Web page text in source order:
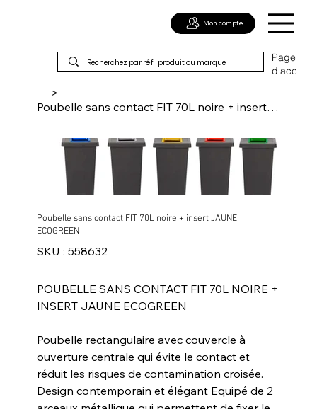
Page
d'acc
Mon compte
>
Poubelle sans contact FIT 70L noire + insert JAUNE ECOGREEN
Poubelle sans contact FIT 70L noire + insert JAUNE
ECOGREEN
SKU : SKU
558632
558632
POUBELLE SANS CONTACT FIT 70L NOIRE +
INSERT JAUNE ECOGREEN
Poubelle rectangulaire avec couvercle à
ouverture centrale qui évite le contact et
réduit les risques de contamination croisée.
Design contemporain et élégant Equipé de 2